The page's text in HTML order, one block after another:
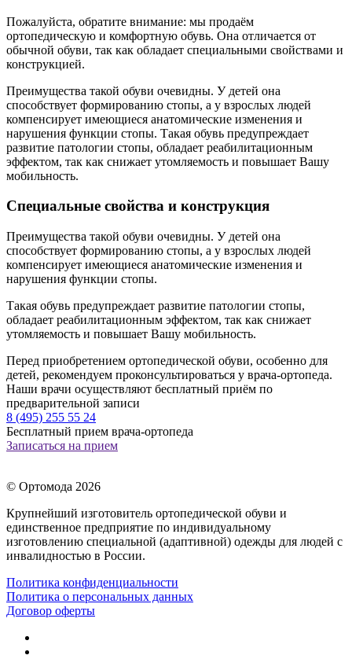
Пожалуйста, обратите внимание: мы продаём
ортопедическую и комфортную обувь. Она отличается от
обычной обуви, так как обладает специальными свойствами и
конструкцией.
Преимущества такой обуви очевидны. У детей она
способствует формированию стопы, а у взрослых людей
компенсирует имеющиеся анатомические изменения и
нарушения функции стопы. Такая обувь предупреждает
развитие патологии стопы, обладает реабилитационным
эффектом, так как снижает утомляемость и повышает Вашу
мобильность.
Специальные свойства и конструкция
Преимущества такой обуви очевидны. У детей она
способствует формированию стопы, а у взрослых людей
компенсирует имеющиеся анатомические изменения и
нарушения функции стопы.
Такая обувь предупреждает развитие патологии стопы,
обладает реабилитационным эффектом, так как снижает
утомляемость и повышает Вашу мобильность.
Перед приобретением ортопедической обуви, особенно для
детей, рекомендуем проконсультироваться у врача-ортопеда.
Наши врачи осуществляют бесплатный приём по
предварительной записи
8 (495) 255 55 24
Бесплатный прием врача-ортопеда
Записаться на прием
© Ортомода 2026
Крупнейший изготовитель ортопедической обуви и
единственное предприятие по индивидуальному
изготовлению специальной (адаптивной) одежды для людей с
инвалидностью в России.
Политика конфиденциальности
Политика о персональных данных
Договор оферты